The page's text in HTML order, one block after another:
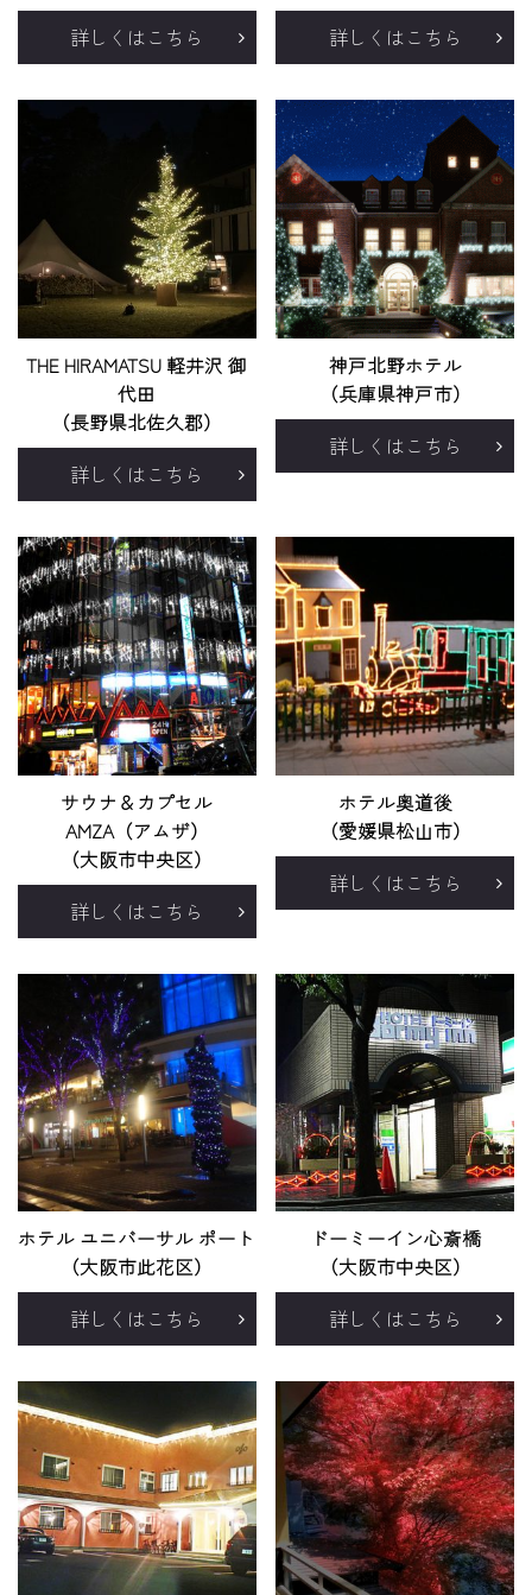
詳しくはこちら 詳しくはこちら
THE HIRAMATSU 軽井沢 御
代田
（長野県北佐久郡）
詳しくはこちら
神戸北野ホテル
（兵庫県神戸市）
詳しくはこちら
サウナ＆カプセル
AMZA（アムザ）
（大阪市中央区）
詳しくはこちら
ホテル奥道後
（愛媛県松山市）
詳しくはこちら
ホテル ユニバーサル ポート
（大阪市此花区）
詳しくはこちら
ドーミーイン心斎橋
（大阪市中央区）
詳しくはこちら